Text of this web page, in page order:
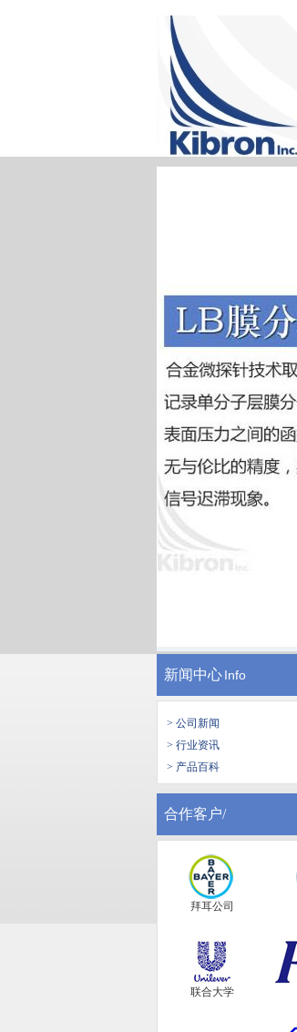
新闻中心Info
> 公司新闻
> 行业资讯
> 产品百科
合作客户/
拜耳公司
联合大学